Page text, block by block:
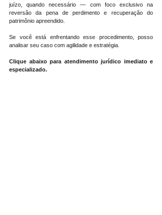
juízo, quando necessário — com foco exclusivo na
reversão da pena de perdimento e recuperação do
patrimônio apreendido.
Se você está enfrentando esse procedimento, posso
analisar seu caso com agilidade e estratégia.
Clique abaixo para atendimento jurídico imediato e
especializado.